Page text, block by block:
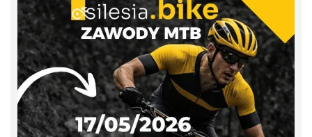
Święto Zielin - wykład i warsztaty: bukiety
na Zielną
Brenna
2026-08-14
7.62 km